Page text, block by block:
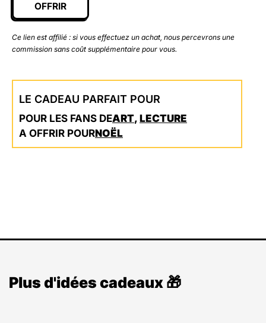
OFFRIR
Ce lien est affilié : si vous effectuez un achat, nous percevrons une
commission sans coût supplémentaire pour vous.
LE CADEAU PARFAIT POUR
POUR LES FANS DEART, LECTURE
A OFFRIR POURNOËL
Plus d'idées cadeaux 🎁